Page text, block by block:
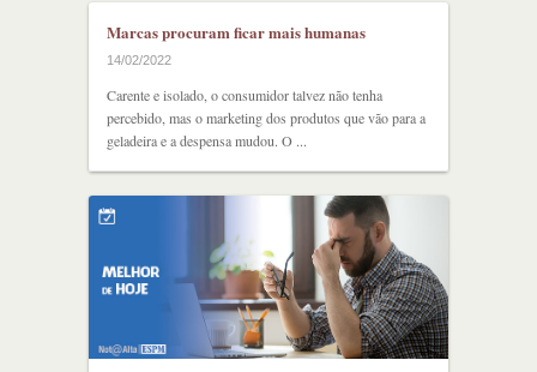
Marcas procuram ficar mais humanas
14/02/2022
Carente e isolado, o consumidor talvez não tenha
percebido, mas o marketing dos produtos que vão para a
geladeira e a despensa mudou. O ...